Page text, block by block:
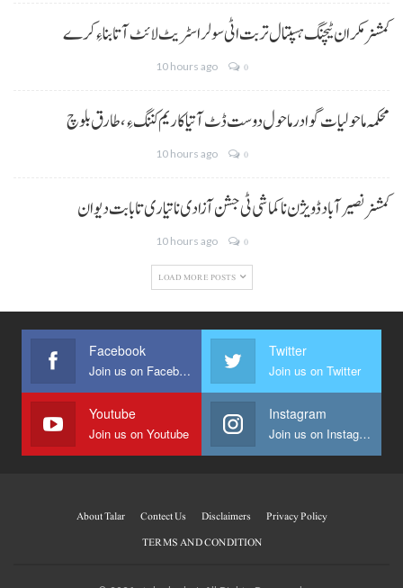
کمشنر مکران ٹیچنگ ہسپتال تربت اٹی سولر اسٹریٹ لائٹ آتا بناءِ کرے
10 hours ago 0
محکمہ ماحولیات گوادر ماحول دوست ڈٹ آتیا کاریم کننگ ءِ، طارق بلوچ
10 hours ago 0
کمشنر نصیر آباد ڈویژن نا کماشی ٹی جشن آزادی نا تیاری تا بابت دیوان
10 hours ago 0
LOAD MORE POSTS
Facebook
Join us on Facebook
Twitter
Join us on Twitter
Youtube
Join us on Youtube
Instagram
Join us on Instagram
About Talar Contect Us Disclaimers
Privacy Policy
TERMS AND CONDITION